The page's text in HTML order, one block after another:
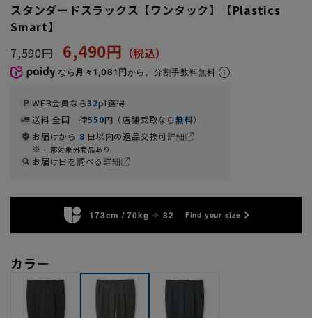
スタンダードスラックス【ワンタック】【Plastics
Smart】
7,590円 6,490円
なら 月々1,081円から。分割手数料無料
WEB会員なら32pt獲得
送料 全国一律550円（店舗受取なら無料）
お届けから 8 日以内の返品交換可詳細
一部対象外商品あり
お届け日を調べる詳細
173cm / 70kg 82 Find your size
カラー